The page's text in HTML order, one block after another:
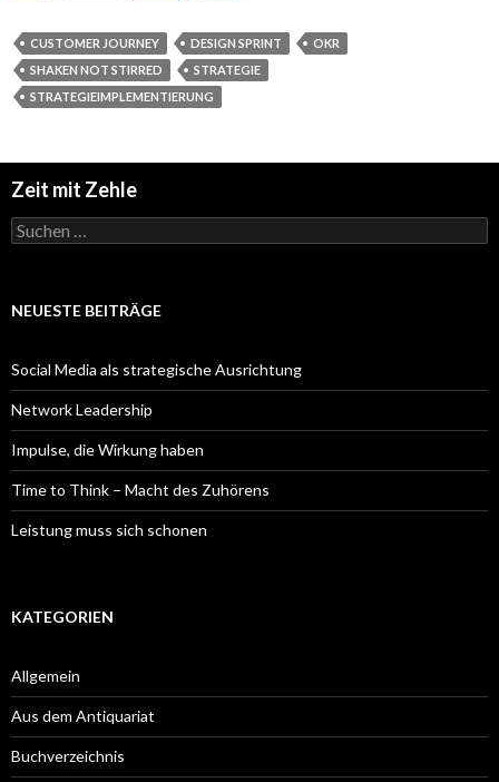
CUSTOMER JOURNEY DESIGN SPRINT
OKR
SHAKEN NOT STIRRED
STRATEGIE
STRATEGIEIMPLEMENTIERUNG
Zeit mit Zehle
Suchen
nach:
NEUESTE BEITRÄGE
Social Media als strategische Ausrichtung
Network Leadership
Impulse, die Wirkung haben
Time to Think – Macht des Zuhörens
Leistung muss sich schonen
KATEGORIEN
Allgemein
Aus dem Antiquariat
Buchverzeichnis